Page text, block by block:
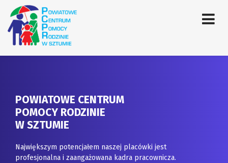
POWIATOWE CENTRUM
POMOCY RODZINIE
W SZTUMIE
Największym potencjałem naszej placówki jest
profesjonalna i zaangażowana kadra pracownicza.